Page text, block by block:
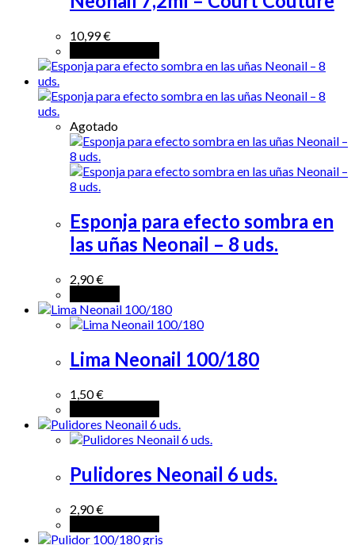
10,99€
Agotado
Esponja para efecto sombra en
las uñas Neonail – 8 uds.
2,90€
Lima Neonail 100/180
1,50€
Pulidores Neonail 6 uds.
2,90€